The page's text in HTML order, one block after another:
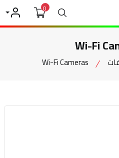
بحث0
حسابي
Wi-Fi
Wi-Fi Cameras